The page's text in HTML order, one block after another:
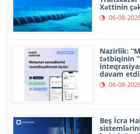
Xəttinin
06-08-
Nazirlik:
tətbiqinin
davam
06-08-
Beş İcra